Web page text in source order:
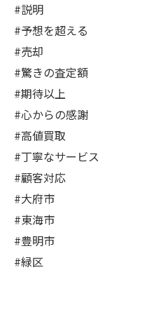
#説明
#予想を超える
#売却
#驚きの査定額
#期待以上
#心からの感謝
#高値買取
#丁寧なサービス
#顧客対応
#大府市
#東海市
#豊明市
#緑区